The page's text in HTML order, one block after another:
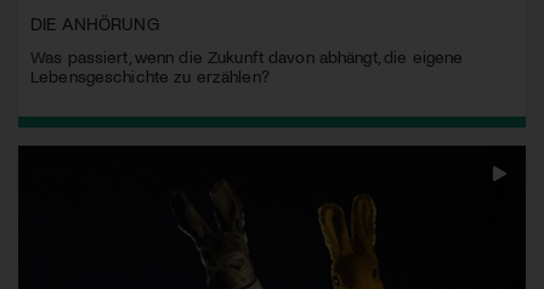
DIE ANHÖRUNG
Was passiert, wenn die Zukunft davon abhängt, die eigene
Lebensgeschichte zu erzählen?